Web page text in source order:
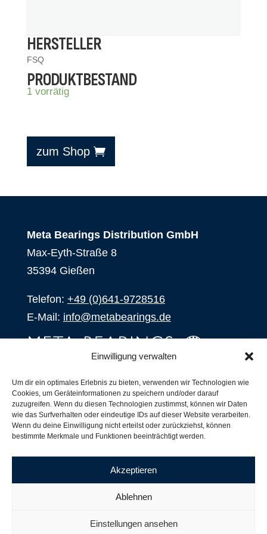
Einwilligung verwalten
Um dir ein optimales Erlebnis zu bieten, verwenden wir Technologien wie
Cookies, um Geräteinformationen zu speichern und/oder darauf
zuzugreifen. Wenn du diesen Technologien zustimmst, können wir Daten
wie das Surfverhalten oder eindeutige IDs auf dieser Website verarbeiten.
Wenn du deine Einwilligung nicht erteilst oder zurückziehst, können
bestimmte Merkmale und Funktionen beeinträchtigt werden.
Akzeptieren
Ablehnen
Einstellungen ansehen
HERSTELLER
FSQ
PRODUKTBESTAND
1 vorrätig
zum Shop
Meta Bearings Distribution GmbH
Max-Eyth-Straße 8
35394 Gießen
Telefon: +49 (0)641-9728516
E-Mail: info@metabearings.de
SHOP
Produkte
Unsere Partner
Versand, Lieferung und Produktbestand
Nachsetzzeichen für Wälzlager